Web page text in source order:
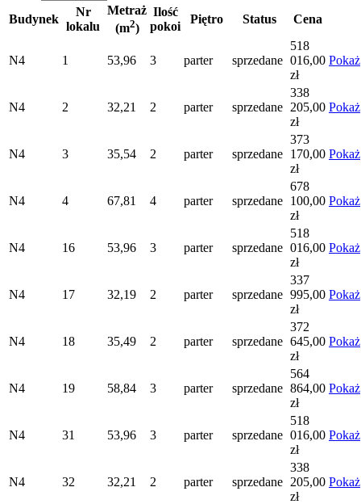
Budynek
Nr
lokalu
Metraż
(m2)
Ilość
pokoi
Piętro Status Cena
N4 1 53,96 3 parter sprzedane
518
016,00
zł
Pokaż
N4 2 32,21 2 parter sprzedane
338
205,00
zł
Pokaż
N4 3 35,54 2 parter sprzedane
373
170,00
zł
Pokaż
N4 4 67,81 4 parter sprzedane
678
100,00
zł
Pokaż
N4 16 53,96 3 parter sprzedane
518
016,00
zł
Pokaż
N4 17 32,19 2 parter sprzedane
337
995,00
zł
Pokaż
N4 18 35,49 2 parter sprzedane
372
645,00
zł
Pokaż
N4 19 58,84 3 parter sprzedane
564
864,00
zł
Pokaż
N4 31 53,96 3 parter sprzedane
518
016,00
zł
Pokaż
N4 32 32,21 2 parter sprzedane
338
205,00
zł
Pokaż